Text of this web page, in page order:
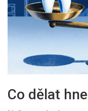
Co dělat